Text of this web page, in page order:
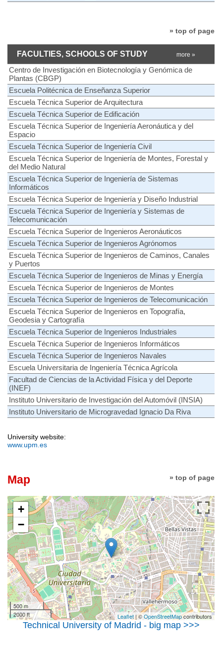
» top of page
FACULTIES, SCHOOLS OF STUDY more »
Centro de Investigación en Biotecnología y Genómica de
Plantas (CBGP)
Escuela Politécnica de Enseñanza Superior
Escuela Técnica Superior de Arquitectura
Escuela Técnica Superior de Edificación
Escuela Técnica Superior de Ingeniería Aeronáutica y del
Espacio
Escuela Técnica Superior de Ingeniería Civil
Escuela Técnica Superior de Ingeniería de Montes, Forestal y
del Medio Natural
Escuela Técnica Superior de Ingeniería de Sistemas
Informáticos
Escuela Técnica Superior de Ingeniería y Diseño Industrial
Escuela Técnica Superior de Ingeniería y Sistemas de
Telecomunicación
Escuela Técnica Superior de Ingenieros Aeronáuticos
Escuela Técnica Superior de Ingenieros Agrónomos
Escuela Técnica Superior de Ingenieros de Caminos, Canales
y Puertos
Escuela Técnica Superior de Ingenieros de Minas y Energía
Escuela Técnica Superior de Ingenieros de Montes
Escuela Técnica Superior de Ingenieros de Telecomunicación
Escuela Técnica Superior de Ingenieros en Topografía,
Geodesia y Cartografía
Escuela Técnica Superior de Ingenieros Industriales
Escuela Técnica Superior de Ingenieros Informáticos
Escuela Técnica Superior de Ingenieros Navales
Escuela Universitaria de Ingeniería Técnica Agrícola
Facultad de Ciencias de la Actividad Física y del Deporte
(INEF)
Instituto Universitario de Investigación del Automóvil (INSIA)
Instituto Universitario de Microgravedad Ignacio Da Riva
University website:
www.upm.es
» top of page
Map
+
−
500 m
2000 ft
Leaflet| ©OpenStreetMapcontributors
Technical University of Madrid - big map >>>